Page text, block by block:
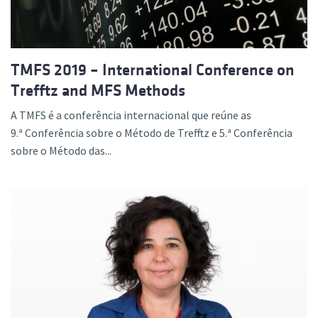
TMFS 2019 – International Conference on
Trefftz and MFS Methods
A TMFS é a conferência internacional que reúne as
9.ª Conferência sobre o Método de Trefftz e 5.ª Conferência
sobre o Método das...